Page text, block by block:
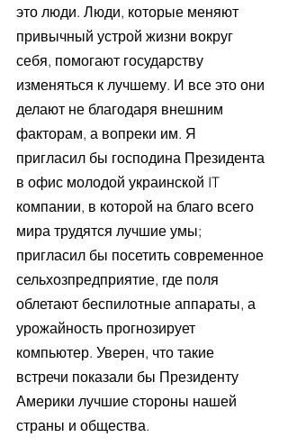
это люди. Люди, которые меняют
привычный устрой жизни вокруг
себя, помогают государству
изменяться к лучшему. И все это они
делают не благодаря внешним
факторам, а вопреки им. Я
пригласил бы господина Президента
в офис молодой украинской IT
компании, в которой на благо всего
мира трудятся лучшие умы;
пригласил бы посетить современное
сельхозпредприятие, где поля
облетают беспилотные аппараты, а
урожайность прогнозирует
компьютер. Уверен, что такие
встречи показали бы Президенту
Америки лучшие стороны нашей
страны и общества.